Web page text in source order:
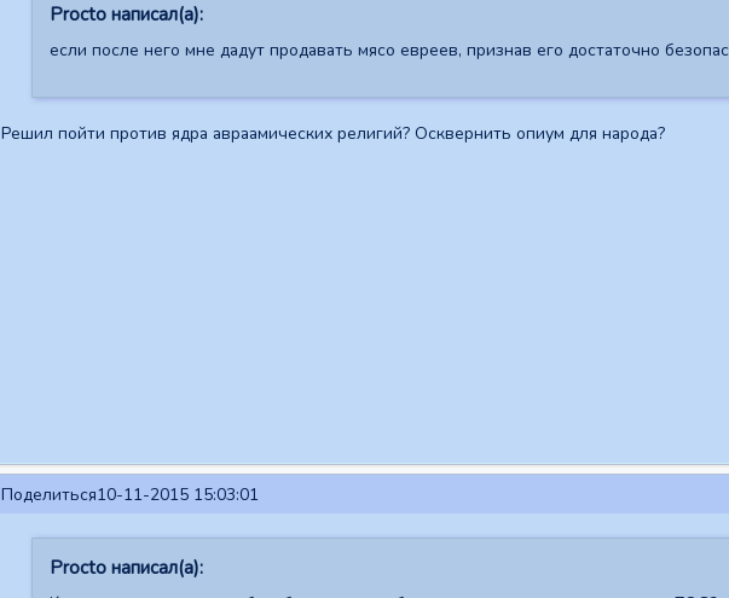
Procto написал(а):
если после него мне дадут продавать мясо евреев, признав его достаточно
Решил пойти против ядра авраамических религий? Осквернить опиум для народа?
Поделиться10-11-2015 15:03:01
Procto написал(а):